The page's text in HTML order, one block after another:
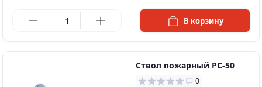
В корзину
Ствол пожарный РС-50
0